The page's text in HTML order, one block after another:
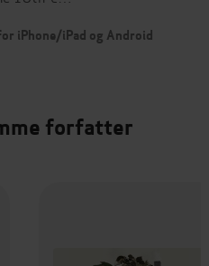
iPhone/iPad og Android
forfatter